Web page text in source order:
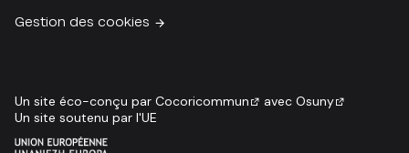
Gestion des cookies
Un site soutenu par l'UE
Un site éco-conçu par Cocoricommun avec Osuny